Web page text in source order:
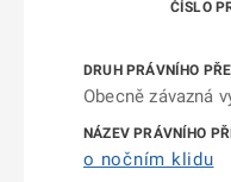
Obecně závazná
o nočním klidu